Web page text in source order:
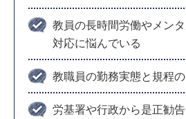
教員の長時間労働やメン
対応に悩んでいる
教職員の勤務実態と規程
労基署や行政から是正勧